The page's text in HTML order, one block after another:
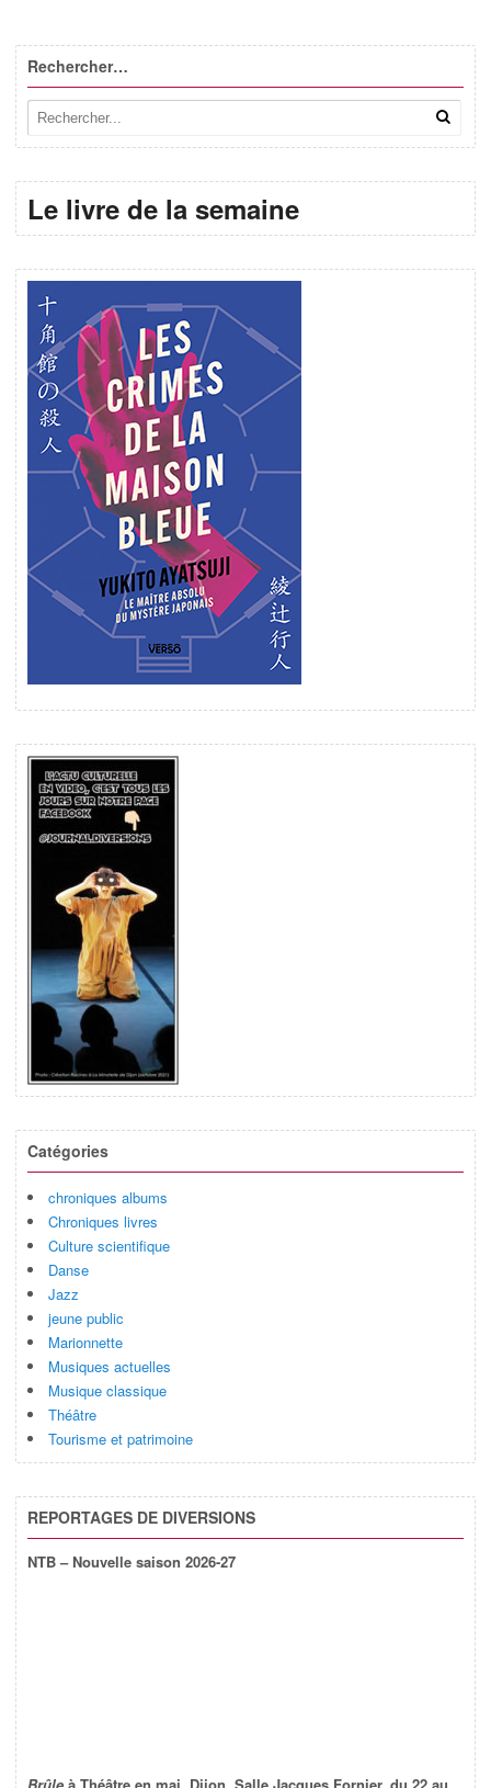
Rechercher…
Le livre de la semaine
Catégories
chroniques albums
Chroniques livres
Culture scientifique
Danse
Jazz
jeune public
Marionnette
Musiques actuelles
Musique classique
Théâtre
Tourisme et patrimoine
REPORTAGES DE DIVERSIONS
NTB – Nouvelle saison 2026-27